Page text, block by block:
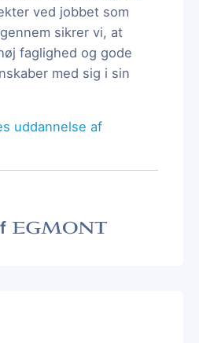
ved jobbet som
sikrer vi, at
faglighed og gode
med sig i sin
uddannelse af